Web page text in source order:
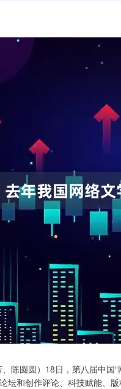
陈圆圆）18日，第八届中
坛和创作评论、科技赋能、